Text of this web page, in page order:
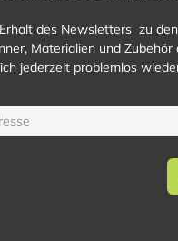
des Newsletters zu
Materialien und Zubehör
jederzeit problemlos